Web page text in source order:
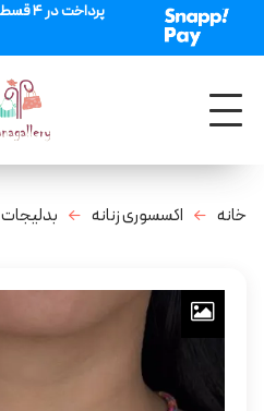
پرداخت در 4 قسط بدون 1 ریال سود و ضمانت
خانه اکسسوری زنانه بدلیجات